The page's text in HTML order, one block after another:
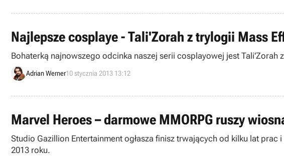
Najlepsze cosplaye - Tali'Zorah z trylogii Mass
Bohaterką najnowszego odcinka naszej serii cosplayowej jest Tali'Zorah
Adrian Werner10 stycznia 2013 13:12
Marvel Heroes – darmowe MMORPG ruszy
Studio Gazillion Entertainment ogłasza finisz trwających od kilku lat
2013 roku.